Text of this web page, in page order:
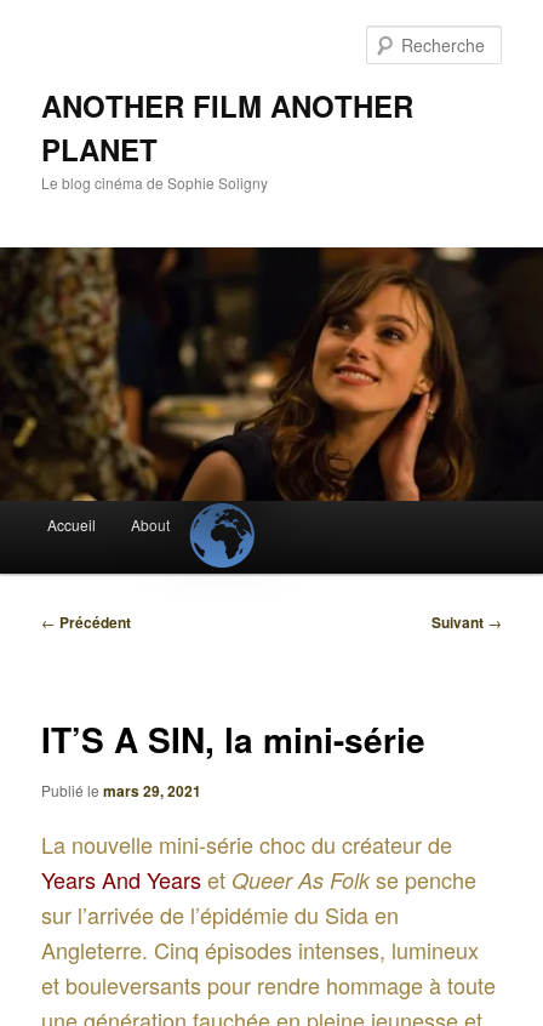
ANOTHER FILM ANOTHER
PLANET
Le blog cinéma de Sophie Soligny
principal
Accueil About
Navigation
← Précédent Suivant →
IT’S A SIN, la mini-série
Publié lemars 29, 2021
La nouvelle mini-série choc du créateur de
Years And Yearset Queer As Folkse penche
sur l’arrivée de l’épidémie du Sida en
Angleterre. Cinq épisodes intenses, lumineux
et bouleversants pour rendre hommage à toute
une génération fauchée en pleine jeunesse et